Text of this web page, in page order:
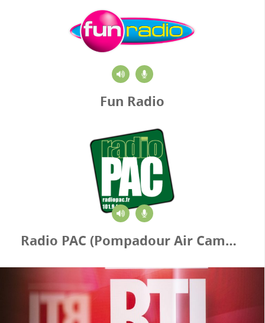
Fun Radio
Radio PAC (Pompadour Air Campagne)